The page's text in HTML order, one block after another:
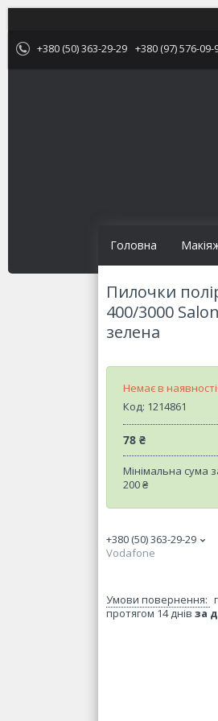
+380 (50) 363-29-29 +380 (97) 576-09-
Головна
Пилочки
400/3000
зелена
Немає в наявності
Код: 1214861
78 ₴
Мінімальна сума
200 ₴
+380 (50) 363-29-29
Vodafone
протягом 14 днів за